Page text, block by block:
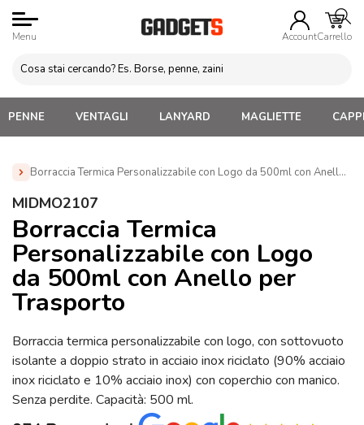
Menu AccountCarrello
PENNE VENTAGLI LANYARD MAGLIETTE
Borraccia Termica Personalizzabile con Logo da 500ml con Anello
Home » Borracce personalizzate con logo. Economiche,
Personalizzate »
Borraccia Termica Personalizzabile con Logo
da 500ml con Anello per Trasporto (MIDMO2107)
MIDMO2107
Borraccia Termica
Personalizzabile con Logo
da 500ml con Anello per
Trasporto
Borraccia termica personalizzabile con logo, con sottovuoto
isolante a doppio strato in acciaio inox riciclato (90% acciaio
inox riciclato e 10% acciaio inox) con coperchio con manico.
Senza perdite. Capacità: 500 ml.